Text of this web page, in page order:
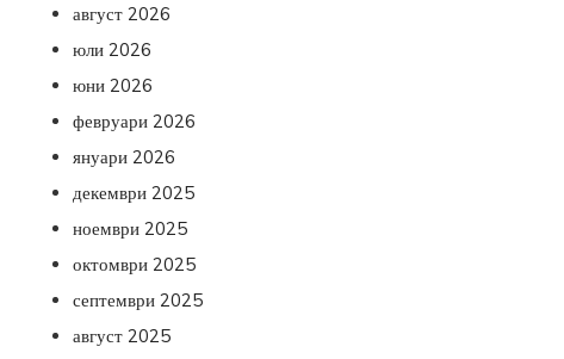
август 2026
юли 2026
юни 2026
февруари 2026
януари 2026
декември 2025
ноември 2025
октомври 2025
септември 2025
август 2025